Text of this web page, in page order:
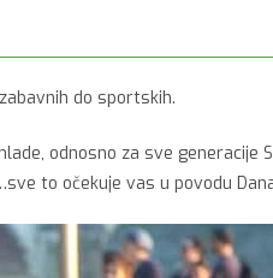
do sportskih.
odnosno za sve generacije
to očekuje vas u povodu